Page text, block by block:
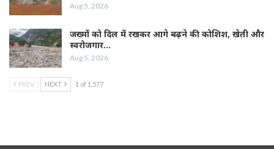
Aug 5, 2026
जख्मों को दिल में रखकर आगे बढ़ने की कोशिश, खेती और
स्वरोजगार…
Aug 5, 2026
PREV NEXT 1 of 1,577